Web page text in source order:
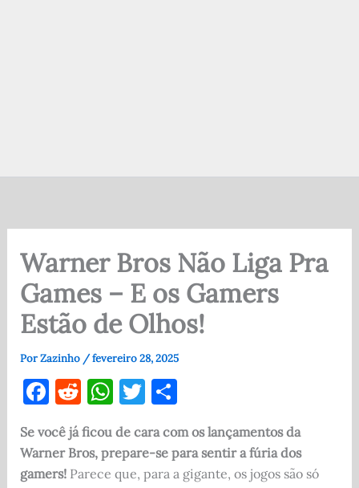
Warner Bros Não Liga Pra
Games – E os Gamers
Estão de Olhos!
PorZazinho /fevereiro 28, 2025
F
a
c
e
R
e
d
di
W
h
at
s
T
it
te
S
ar
e
Se você já ficou de cara com os lançamentos da
Warner Bros, prepare-se para sentir a fúria dos
gamers!Parece que, para a gigante, os jogos são só